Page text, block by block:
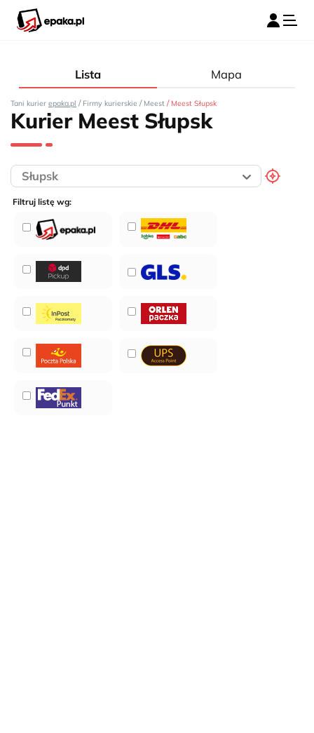
Lista Mapa
Tani kurier epaka.pl / Firmy kurierskie / Meest / Meest Słupsk
Kurier Meest Słupsk
Filtruj listę wg: